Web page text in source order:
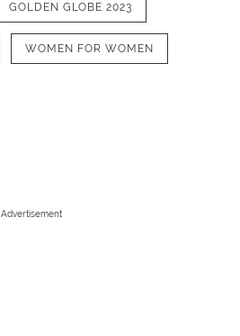
GOLDEN GLOBE 2023
WOMEN FOR WOMEN
Advertisement